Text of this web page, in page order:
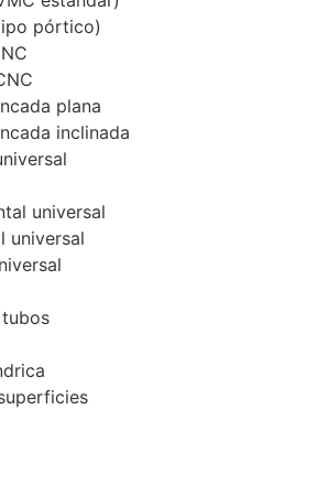
pórtico)
plana
inclinada
universal
universal